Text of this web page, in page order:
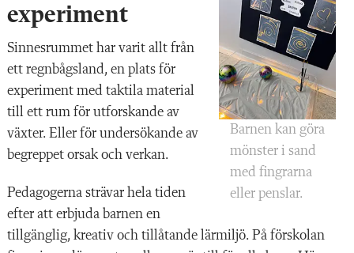
Barnen kan göra
mönster i sand
med fingrarna
eller penslar.
experiment
Sinnesrummet har varit allt från
ett regnbågsland, en plats för
experiment med taktila material
till ett rum för utforskande av
växter. Eller för undersökande av
begreppet orsak och verkan.
Pedagogerna strävar hela tiden
efter att erbjuda barnen en
tillgänglig, kreativ och tillåtande lärmiljö. På förskolan